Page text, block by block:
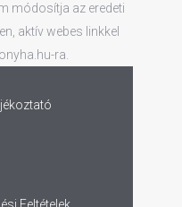
módosítja az eredeti
aktív webes linkkel
ra.